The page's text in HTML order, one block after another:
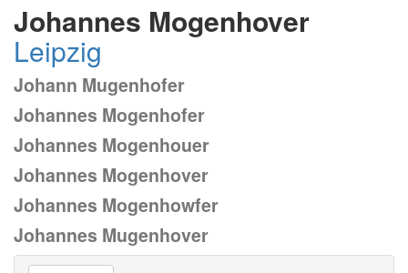
Johannes Mogenhover
Leipzig
Johann Mugenhofer
Johannes Mogenhofer
Johannes Mogenhouer
Johannes Mogenhover
Johannes Mogenhowfer
Johannes Mugenhover
Vai